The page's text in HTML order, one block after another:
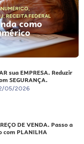
,
,RECEITA FEDERAL
como
sua EMPRESA. Reduzir
SEGURANÇA.
05/2026
DE VENDA. Passo a
com PLANILHA